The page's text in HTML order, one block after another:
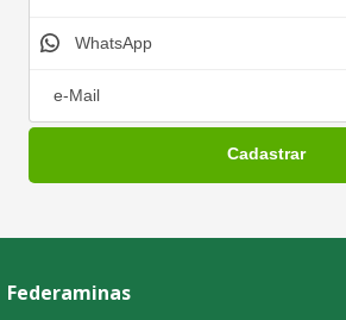
Federaminas